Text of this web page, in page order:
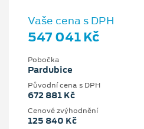
Vaše cena s DPH
547 041 Kč
Pobočka
Pardubice
Původní cena s DPH
672 881 Kč
Cenové zvýhodnění
125 840 Kč